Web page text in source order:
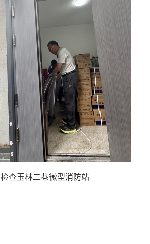
检查玉林二巷微型消防站